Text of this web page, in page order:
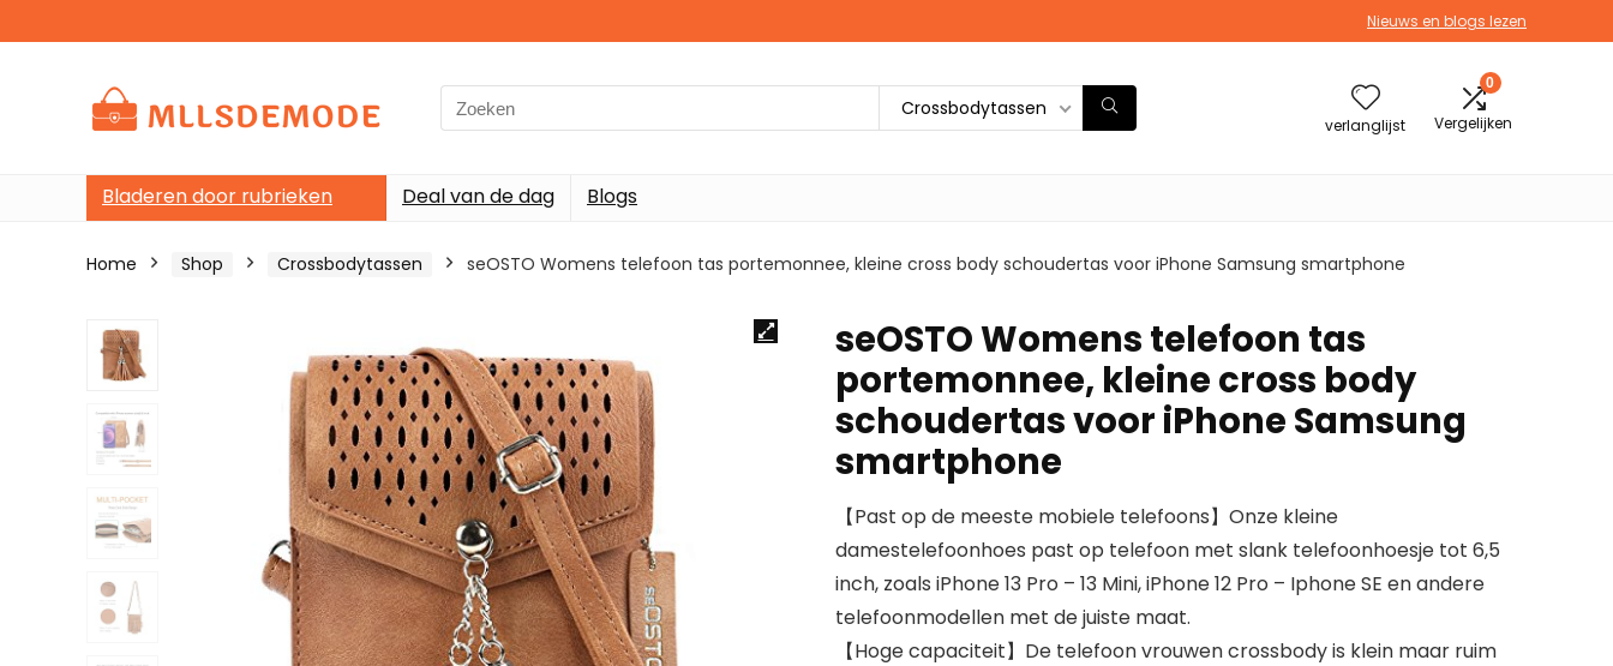
Nieuws en blogs lezen
Search
for:
Crossbodytassen
verlanglijst
0
Vergelijken
Bladeren door rubrieken Deal van de dag Blogs
Home Shop Crossbodytassen seOSTO Womens telefoon tas portemonnee, kleine cross body schoudertas voor iPhone Samsung smartphone
seOSTO Womens telefoon tas
portemonnee, kleine cross body
schoudertas voor iPhone Samsung
smartphone
【Past op de meeste mobiele telefoons】Onze kleine
damestelefoonhoes past op telefoon met slank telefoonhoesje tot 6,5
inch, zoals iPhone 13 Pro – 13 Mini, iPhone 12 Pro – Iphone SE en andere
telefoonmodellen met de juiste maat.
【Hoge capaciteit】De telefoon vrouwen crossbody is klein maar ruim